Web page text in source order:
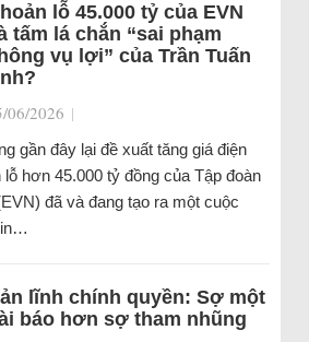
lỗ 45.000 tỷ của EVN
tấm lá chắn “sai phạm
vụ lợi” của Trần Tuấn
06/2026 |
gần đây lại đề xuất tăng giá điện
hơn 45.000 tỷ đồng của Tập đoàn
đã và đang tạo ra một cuộc
lĩnh chính quyền: Sợ một
báo hơn sợ tham nhũng